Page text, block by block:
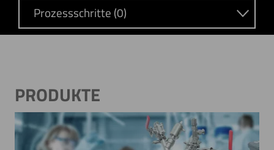
Prozessschritte (0)
PRODUKTE